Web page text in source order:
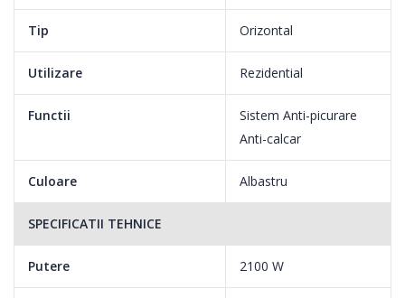
persistente
Patrunde mai adanc in tesatura pentru a indeparta usor cutele
persistente.
Tip Orizontal
Utilizare Rezidential
Functii
Sistem Anti-picurare
Anti-calcar
Culoare Albastru
SPECIFICATII TEHNICE
Putere 2100 W